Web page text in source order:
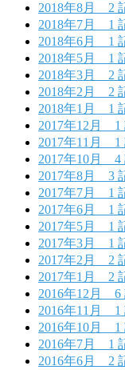
2018年8月 2
2018年7月 1
2018年6月 1
2018年5月 1
2018年3月 2
2018年2月 2
2018年1月 1
2017年12月 1
2017年11月 1
2017年10月 4
2017年8月 3
2017年7月 1
2017年6月 1
2017年5月 1
2017年3月 1
2017年2月 2
2017年1月 2
2016年12月 6
2016年11月 1
2016年10月 1
2016年7月 1
2016年6月 2